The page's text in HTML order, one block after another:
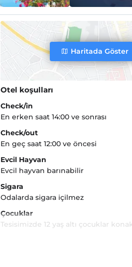
Haritada Göster
Otel koşulları
Check/in
En erken saat 14:00 ve sonrası
Check/out
En geç saat 12:00 ve öncesi
Evcil Hayvan
Evcil hayvan barınabilir
Sigara
Odalarda sigara içilmez
Çocuklar
Tesisimizde 12 yaş altı çocuklar